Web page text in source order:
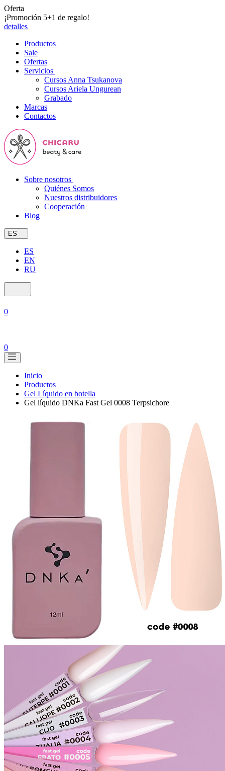
Oferta
¡Promoción 5+1 de regalo!
detalles
Productos
Sale
Ofertas
Servicios
Cursos Anna Tsukanova
Cursos Ariela Ungurean
Grabado
Marcas
Contactos
Sobre nosotros
Quiénes Somos
Nuestros distribuidores
Cooperación
Blog
ES
ES
EN
RU
0
0
Inicio
Productos
Gel Líquido en botella
Gel líquido DNKa Fast Gel 0008 Terpsichore